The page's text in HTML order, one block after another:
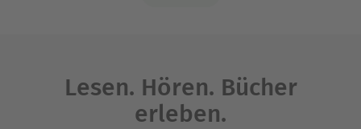
Lesen. Hören. Bücher
erleben.